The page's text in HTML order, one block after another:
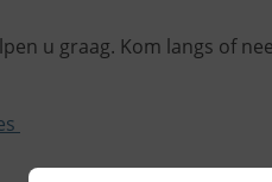
u graag. Kom langs of